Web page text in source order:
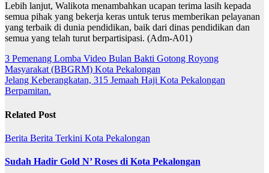
Lebih lanjut, Walikota menambahkan ucapan terima lasih kepada
semua pihak yang bekerja keras untuk terus memberikan pelayanan
yang terbaik di dunia pendidikan, baik dari dinas pendidikan dan
semua yang telah turut berpartisipasi. (Adm-A01)
Navigasi
pos
3 Pemenang Lomba Video Bulan Bakti Gotong Royong
Masyarakat (BBGRM) Kota Pekalongan
Jelang Keberangkatan, 315 Jemaah Haji Kota Pekalongan
Berpamitan.
Related Post
Berita Berita Terkini Kota Pekalongan
Sudah Hadir Gold N’ Roses di Kota Pekalongan